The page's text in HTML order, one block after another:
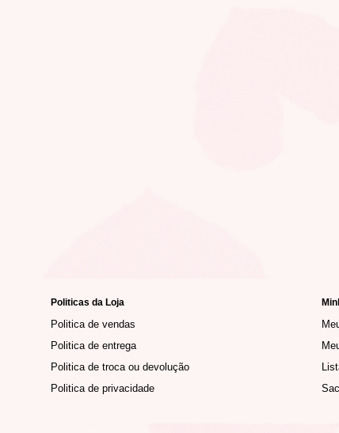
Politicas da Loja
Politica de vendas
Politica de entrega
Politica de troca ou devolução
Politica de privacidade